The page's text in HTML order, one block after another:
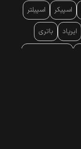
اسپیکر اسپیلتر
ایرپاد باتری